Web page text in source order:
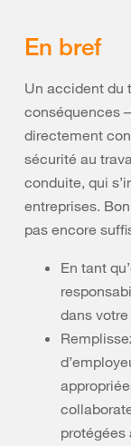
En bref
Un accident du
conséquences
directement
sécurité au
conduite, qui
entreprises.
pas encore
En tant
dans
protégées